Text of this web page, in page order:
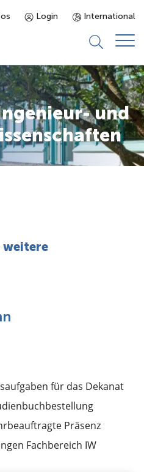
Login International
und
weitere
für das Dekanat
Präsenz
Fachbereich IW